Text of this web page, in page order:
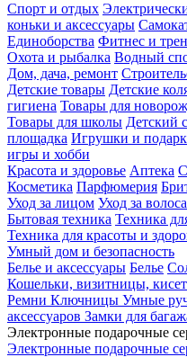
Спорт и отдых
коньки и аксессуары
Единоборства Фитнес и
Охота и рыбалка Водный
Дом, дача, ремонт
Детские товары Детские
гигиена Товары для
Товары для школы Детский
площадка Игрушки и
игры и хобби
Красота и здоровье Аптека
Косметика Парфюмерия
Уход за лицом Уход за
Бытовая техника Техника
Техника для красоты и
Умный дом и безопасность
Белье и аксессуары Белье
Кошельки, визитницы,
Ремни Ключницы Умные
аксессуаров Замки для
Электронные подарочные
Электронные подарочные